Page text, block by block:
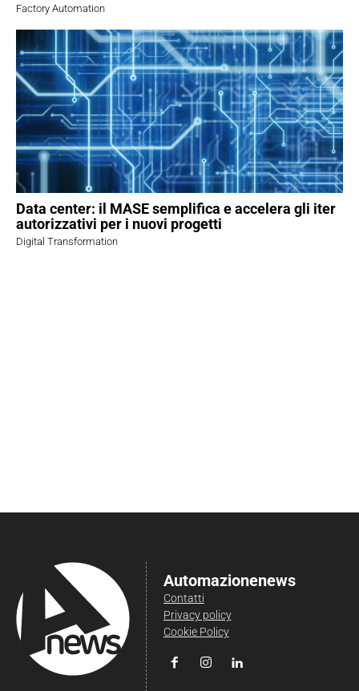
Factory Automation
Data center: il MASE semplifica e accelera gli iter
autorizzativi per i nuovi progetti
Digital Transformation
Automazionenews
Contatti
Privacy policy
Cookie Policy